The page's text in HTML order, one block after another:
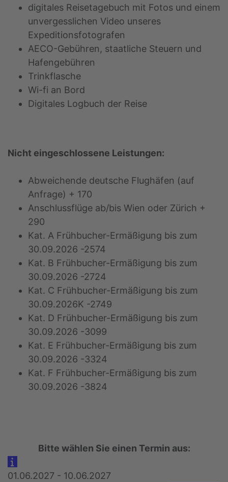
digitales Reisetagebuch mit Fotos und einem
unvergesslichen Video unseres
Expeditionsfotografen
AECO-Gebühren, staatliche Steuern und
Hafengebühren
Trinkflasche
Wi-fi an Bord
Digitales Logbuch der Reise
Nicht eingeschlossene Leistungen:
Abweichende deutsche Flughäfen (auf
Anfrage) + 170
Anschlussflüge ab/bis Wien oder Zürich +
290
Kat. A Frühbucher-Ermäßigung bis zum
30.09.2026 -2574
Kat. B Frühbucher-Ermäßigung bis zum
30.09.2026 -2724
Kat. C Frühbucher-Ermäßigung bis zum
30.09.2026K -2749
Kat. D Frühbucher-Ermäßigung bis zum
30.09.2026 -3099
Kat. E Frühbucher-Ermäßigung bis zum
30.09.2026 -3324
Kat. F Frühbucher-Ermäßigung bis zum
30.09.2026 -3824
Bitte wählen Sie einen Termin aus:
01.06.2027 - 10.06.2027